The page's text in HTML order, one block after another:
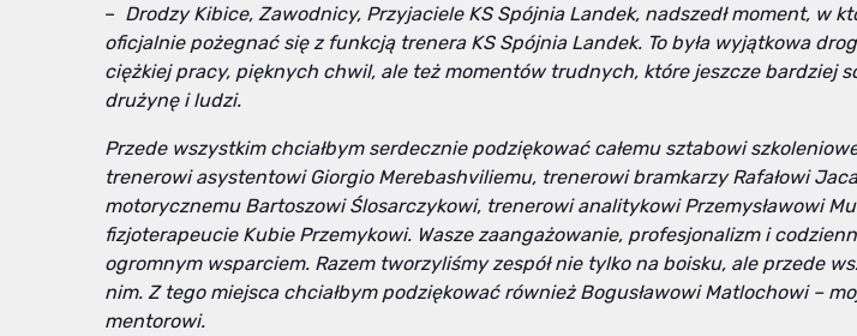
– Drodzy Kibice, Zawodnicy, Przyjaciele KS Spójnia Landek, nadszedł moment, w
oficjalnie pożegnać się z funkcją trenera KS Spójnia Landek. To była wyjątkowa
ciężkiej pracy, pięknych chwil, ale też momentów trudnych, które jeszcze bardziej
drużynę i ludzi.
Przede wszystkim chciałbym serdecznie podziękować całemu sztabowi
trenerowi asystentowi Giorgio Merebashviliemu, trenerowi bramkarzy Rafałowi
motorycznemu Bartoszowi Ślosarczykowi, trenerowi analitykowi Przemysławowi
fizjoterapeucie Kubie Przemykowi. Wasze zaangażowanie, profesjonalizm i
ogromnym wsparciem. Razem tworzyliśmy zespół nie tylko na boisku, ale przede
nim. Z tego miejsca chciałbym podziękować również Bogusławowi Matlochowi –
mentorowi.